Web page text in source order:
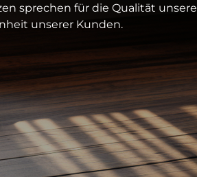
sprechen für die Qualität
unserer Kunden.